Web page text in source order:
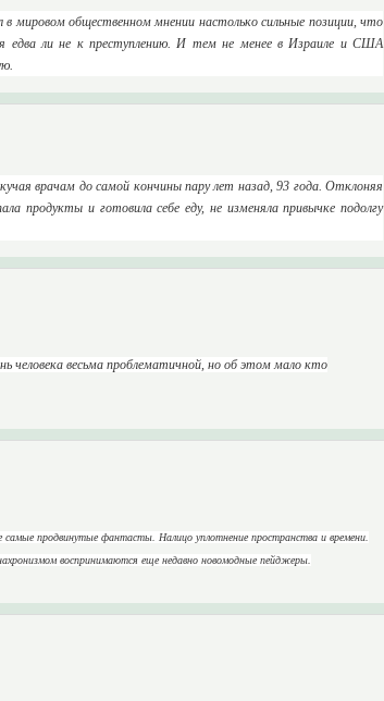
мировом общественном мнении настолько сильные позиции, что
едва ли не к преступлению. И тем не менее в Израиле и США
врачам до самой кончины пару лет назад, 93 года. Отклоняя
продукты и готовила себе еду, не изменяла привычке подолгу
человека весьма проблематичной, но об этом мало кто
самые продвинутые фантасты. Налицо уплотнение пространства и времени.
воспринимаются еще недавно новомодные пейджеры.